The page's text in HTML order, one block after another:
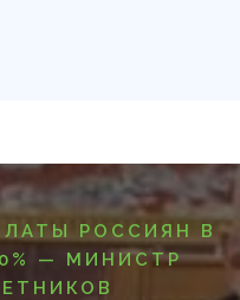
РОССИЯН В
— МИНИСТР